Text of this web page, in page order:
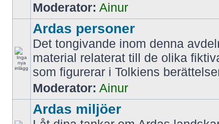
Moderator: Ainur
Ardas personer
Det tongivande inom denna
material relaterat till de olika
som figurerar i Tolkiens
Moderator: Ainur
Ardas miljöer